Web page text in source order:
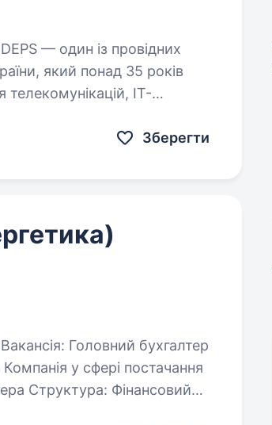
який понад 35 років
телекомунікацій, ІТ-
Зберегти
Структура: Фінансовий